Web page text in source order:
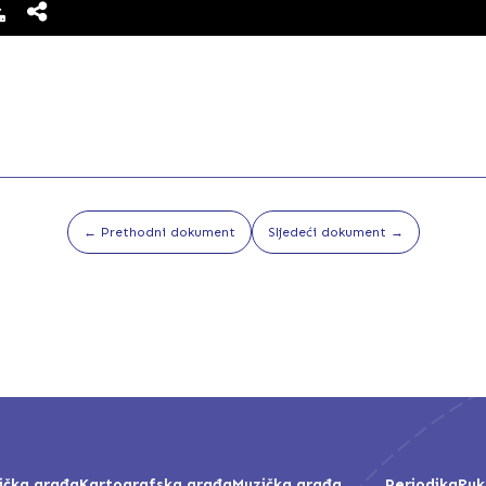
← Prethodni dokument Sljedeći dokument →